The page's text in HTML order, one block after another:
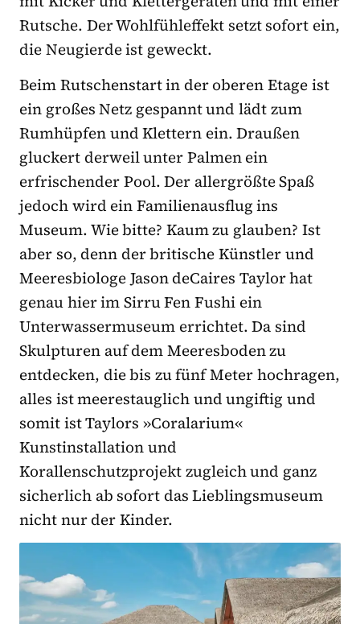
Rutsche. Der Wohlfühleffekt setzt sofort ein,
die Neugierde ist geweckt.
Beim Rutschenstart in der oberen Etage ist
ein großes Netz gespannt und lädt zum
Rumhüpfen und Klettern ein. Draußen
gluckert derweil unter Palmen ein
erfrischender Pool. Der allergrößte Spaß
jedoch wird ein Familienausflug ins
Museum. Wie bitte? Kaum zu glauben? Ist
aber so, denn der britische Künstler und
Meeresbiologe Jason deCaires Taylor hat
genau hier im Sirru Fen Fushi ein
Unterwassermuseum errichtet. Da sind
Skulpturen auf dem Meeresboden zu
entdecken, die bis zu fünf Meter hochragen,
alles ist meerestauglich und ungiftig und
somit ist Taylors »Coralarium«
Kunstinstallation und
Korallenschutzprojekt zugleich und ganz
sicherlich ab sofort das Lieblingsmuseum
nicht nur der Kinder.